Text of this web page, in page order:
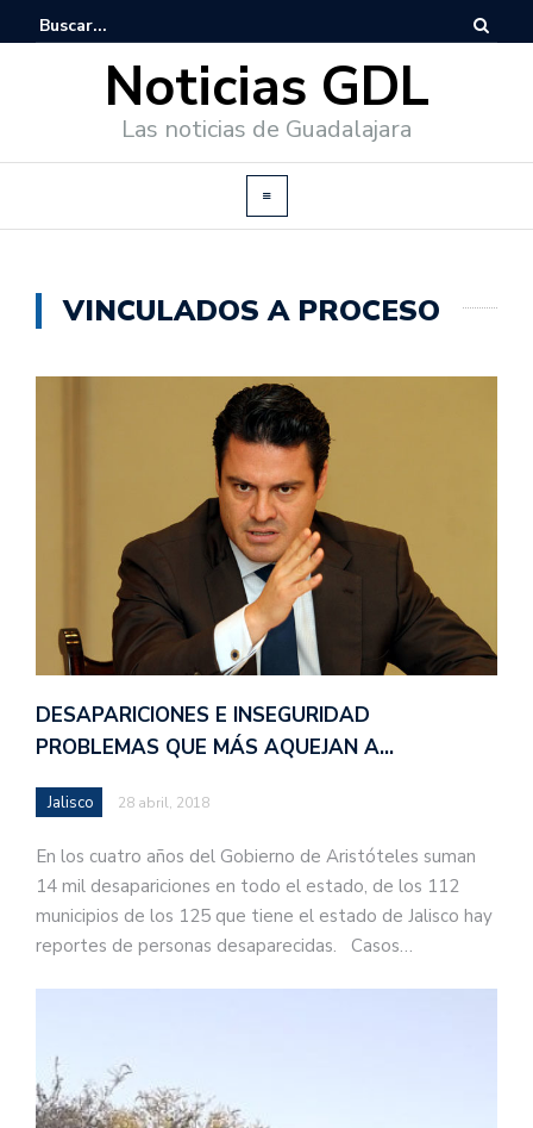
Noticias GDL
Las noticias de Guadalajara
VINCULADOS A PROCESO
DESAPARICIONES E INSEGURIDAD
PROBLEMAS QUE MÁS AQUEJAN A…
Jalisco 28 abril, 2018
En los cuatro años del Gobierno de Aristóteles suman
14 mil desapariciones en todo el estado, de los 112
municipios de los 125 que tiene el estado de Jalisco hay
reportes de personas desaparecidas. Casos…